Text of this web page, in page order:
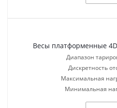
Весы платформенные
Диапазон
Дискретность
Максимальная
Минимальная